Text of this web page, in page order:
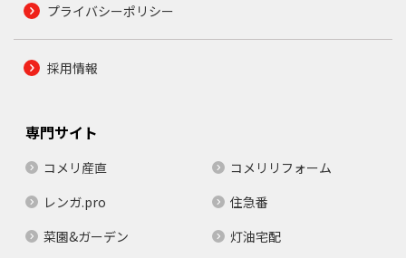
プライバシーポリシー
採用情報
専門サイト
コメリ産直
コメリリフォーム
レンガ.pro
住急番
菜園&ガーデン
灯油宅配